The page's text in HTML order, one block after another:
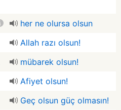
her ne olursa olsun
Allah razı olsun!
mübarek olsun!
Afiyet olsun!
Geç olsun güç olmasın!